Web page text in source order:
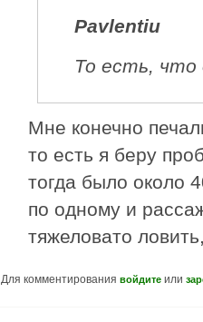
Pavlentiu
То есть, что
Мне конечно
то есть я беру
тогда было около
по одному и
тяжеловато
Для комментирования войдите или